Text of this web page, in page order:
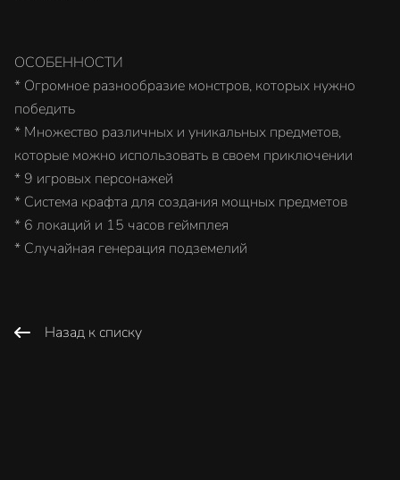
ОСОБЕННОСТИ
* Огромное разнообразие монстров, которых нужно
победить
* Множество различных и уникальных предметов,
которые можно использовать в своем приключении
* 9 игровых персонажей
* Система крафта для создания мощных предметов
* 6 локаций и 15 часов геймплея
* Случайная генерация подземелий
Назад к списку